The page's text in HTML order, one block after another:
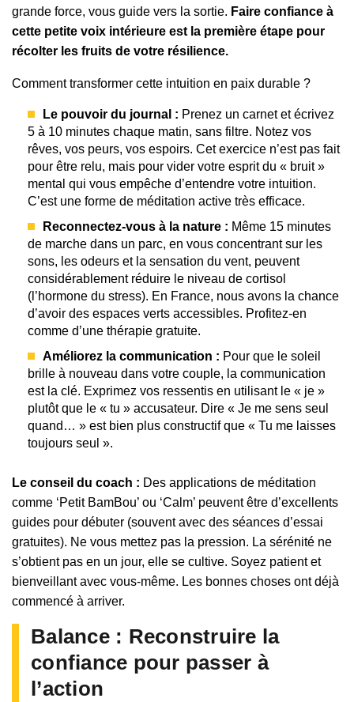
grande force, vous guide vers la sortie. Faire confiance à
cette petite voix intérieure est la première étape pour
récolter les fruits de votre résilience.
Comment transformer cette intuition en paix durable ?
Le pouvoir du journal : Prenez un carnet et écrivez
5 à 10 minutes chaque matin, sans filtre. Notez vos
rêves, vos peurs, vos espoirs. Cet exercice n’est pas fait
pour être relu, mais pour vider votre esprit du « bruit »
mental qui vous empêche d’entendre votre intuition.
C’est une forme de méditation active très efficace.
Reconnectez-vous à la nature : Même 15 minutes
de marche dans un parc, en vous concentrant sur les
sons, les odeurs et la sensation du vent, peuvent
considérablement réduire le niveau de cortisol
(l’hormone du stress). En France, nous avons la chance
d’avoir des espaces verts accessibles. Profitez-en
comme d’une thérapie gratuite.
Améliorez la communication : Pour que le soleil
brille à nouveau dans votre couple, la communication
est la clé. Exprimez vos ressentis en utilisant le « je »
plutôt que le « tu » accusateur. Dire « Je me sens seul
quand… » est bien plus constructif que « Tu me laisses
toujours seul ».
Le conseil du coach : Des applications de méditation
comme ‘Petit BamBou’ ou ‘Calm’ peuvent être d’excellents
guides pour débuter (souvent avec des séances d’essai
gratuites). Ne vous mettez pas la pression. La sérénité ne
s’obtient pas en un jour, elle se cultive. Soyez patient et
bienveillant avec vous-même. Les bonnes choses ont déjà
commencé à arriver.
Balance : Reconstruire la
confiance pour passer à
l’action